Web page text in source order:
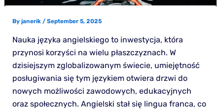
By janerik / September 5, 2025
Nauka języka angielskiego to inwestycja, która
przynosi korzyści na wielu płaszczyznach. W
dzisiejszym zglobalizowanym świecie, umiejętność
posługiwania się tym językiem otwiera drzwi do
nowych możliwości zawodowych, edukacyjnych
oraz społecznych. Angielski stał się lingua franca, co